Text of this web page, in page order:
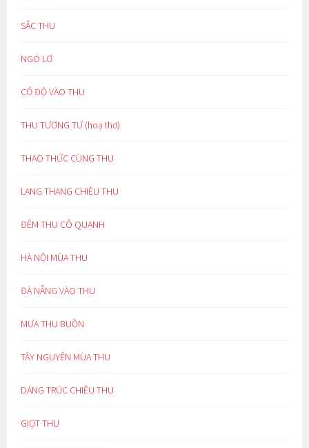
SẮC THU
NGÓ LƠ
CỔ ĐỘ VÀO THU
THU TƯƠNG TƯ (hoạ thơ)
THAO THỨC CÙNG THU
LANG THANG CHIỀU THU
ĐÊM THU CÔ QUẠNH
HÀ NỘI MÙA THU
ĐÀ NẴNG VÀO THU
MƯA THU BUỒN
TÂY NGUYÊN MÙA THU
DÁNG TRÚC CHIỀU THU
GIỌT THU